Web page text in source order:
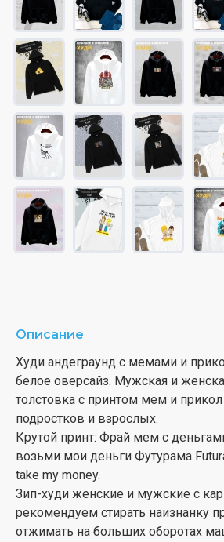
Описание
Худи андеграунд с мемами и
белое оверсайз. Мужская и
толстовка с принтом мем и
подростков и взрослых.
Крутой принт: Фрай мем с
возьми мои деньги Футурама
take my money.
Зип-худи женские и мужские с
рекомендуем стирать наизнанку
отжимать на больших оборотах